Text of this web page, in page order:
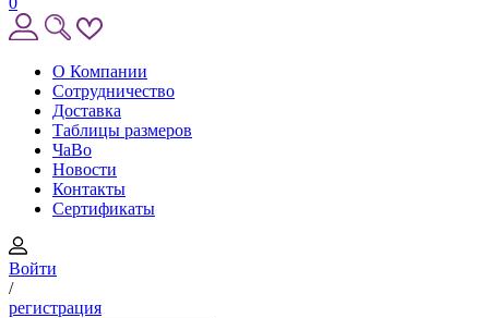
О Компании
Сотрудничество
Доставка
Таблицы размеров
ЧаВо
Новости
Контакты
Сертификаты
Войти
/
регистрация